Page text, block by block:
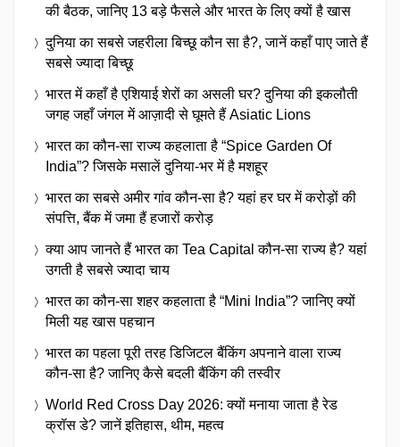
की बैठक, जानिए 13 बड़े फैसले और भारत के लिए क्यों है खास
दुनिया का सबसे जहरीला बिच्छू कौन सा है?, जानें कहाँ पाए जाते हैं
सबसे ज्यादा बिच्छू
भारत में कहाँ है एशियाई शेरों का असली घर? दुनिया की इकलौती
जगह जहाँ जंगल में आज़ादी से घूमते हैं Asiatic Lions
भारत का कौन-सा राज्य कहलाता है “Spice Garden Of
India”? जिसके मसालें दुनिया-भर में है मशहूर
भारत का सबसे अमीर गांव कौन-सा है? यहां हर घर में करोड़ों की
संपत्ति, बैंक में जमा हैं हजारों करोड़
क्या आप जानते हैं भारत का Tea Capital कौन-सा राज्य है? यहां
उगती है सबसे ज्यादा चाय
भारत का कौन-सा शहर कहलाता है “Mini India”? जानिए क्यों
मिली यह खास पहचान
भारत का पहला पूरी तरह डिजिटल बैंकिंग अपनाने वाला राज्य
कौन-सा है? जानिए कैसे बदली बैंकिंग की तस्वीर
World Red Cross Day 2026: क्यों मनाया जाता है रेड
क्रॉस डे? जानें इतिहास, थीम, महत्व